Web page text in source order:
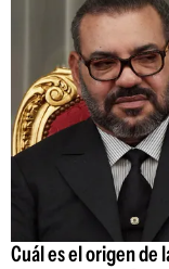
Cuál es el origen de